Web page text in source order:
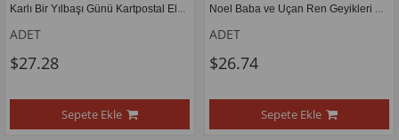
Karlı Bir Yılbaşı Günü Kartpostal Elmas Mozaik Tablo 43x58cm
ADET
$27.28
Sepete Ekle
Noel Baba ve Uçan Ren Geyikleri Elmas Mozaik Tablo 33x61cm
ADET
$26.74
Sepete Ekle